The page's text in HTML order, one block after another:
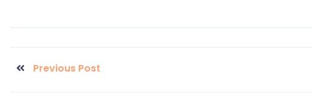
Previous Post